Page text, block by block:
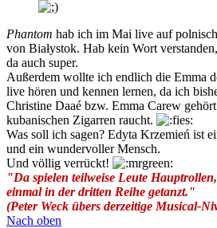
Phantom hab ich im Mai live auf
von Białystok. Hab kein Wort
da auch super.
Außerdem wollte ich endlich die Emma
live hören und kennen lernen, da ich
Christine Daaé bzw. Emma Carew
kubanischen Zigarren raucht.
Was soll ich sagen? Edyta Krzemień ist
und ein wundervoller Mensch.
Und völlig verrückt!
"Da spielen teilweise Leute
einmal in der dritten Reihe getanzt."
(Peter Weck übers derzeitige Musical-
Nach oben